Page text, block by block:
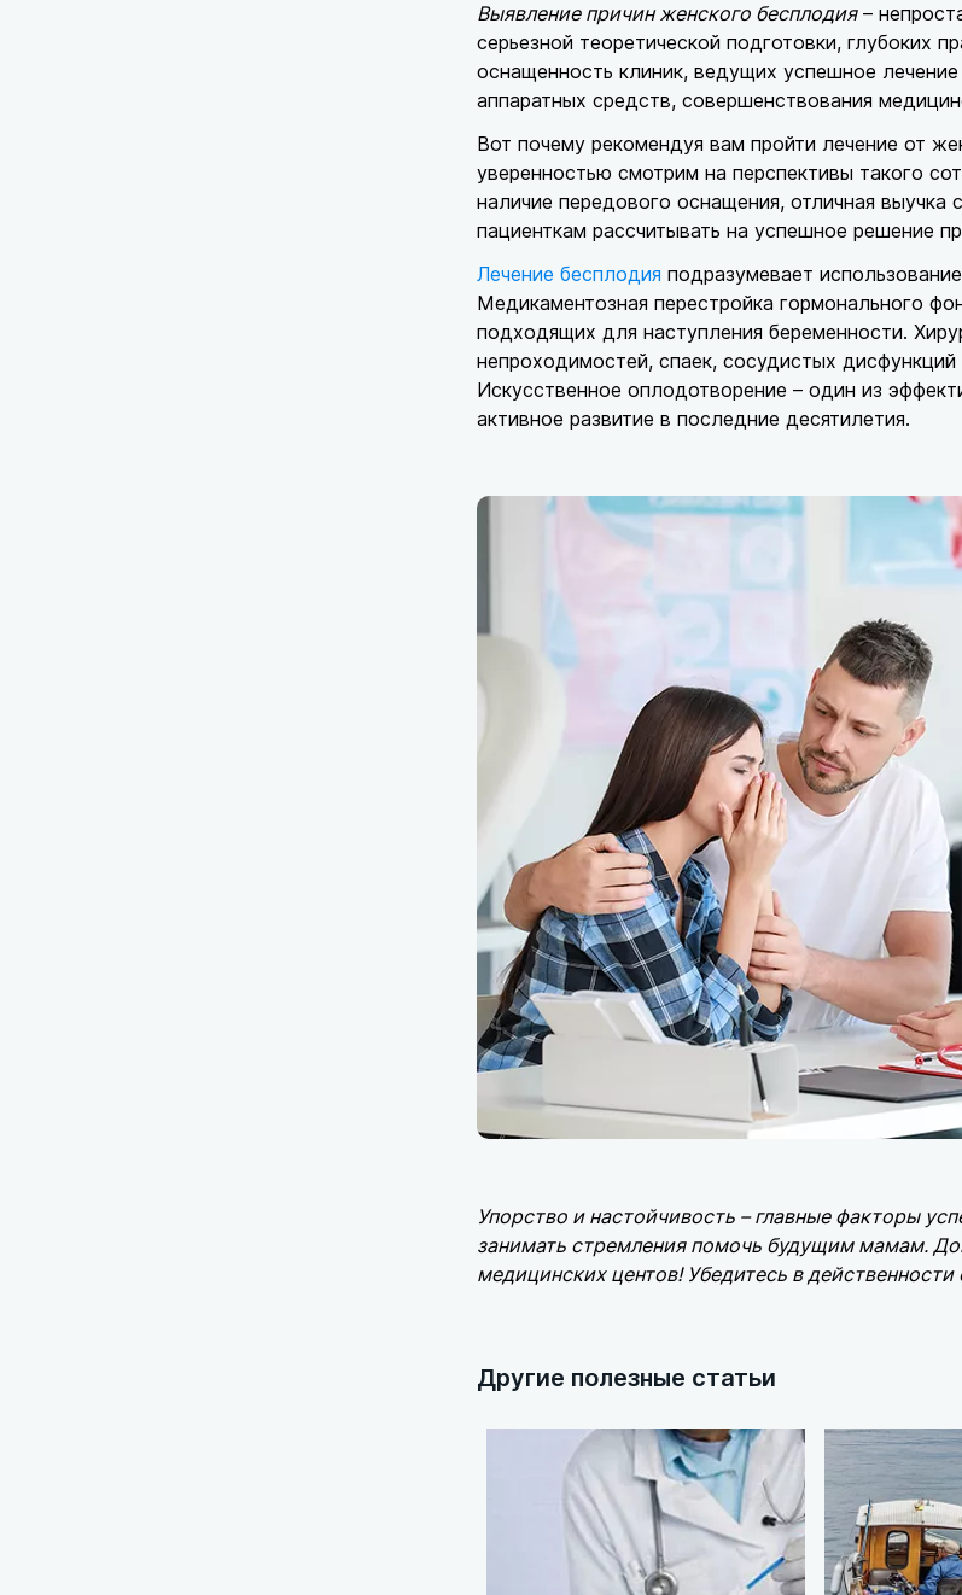
Выявление причин женского бесплодия–
серьезной теоретической подготовки, глубоких
оснащенность клиник, ведущих успешное
аппаратных средств, совершенствования
Вот почему рекомендуя вам пройти лечение от
уверенностью смотрим на перспективы такого
наличие передового оснащения, отличная
пациенткам рассчитывать на успешное решение
Лечение бесплодия подразумевает
Медикаментозная перестройка гормонального
подходящих для наступления беременности.
непроходимостей, спаек, сосудистых
Искусственное оплодотворение – один из
активное развитие в последние десятилетия.
Упорство и настойчивость – главные факторы
занимать стремления помочь будущим мамам.
медицинских центов! Убедитесь в
Другие полезные статьи